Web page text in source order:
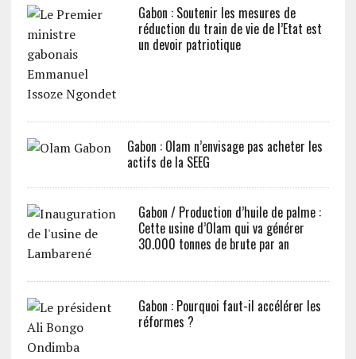
Gabon : Soutenir les mesures de
réduction du train de vie de l’Etat est
un devoir patriotique
Gabon : Olam n’envisage pas acheter les
actifs de la SEEG
Gabon / Production d’huile de palme :
Cette usine d’Olam qui va générer
30.000 tonnes de brute par an
Gabon : Pourquoi faut-il accélérer les
réformes ?